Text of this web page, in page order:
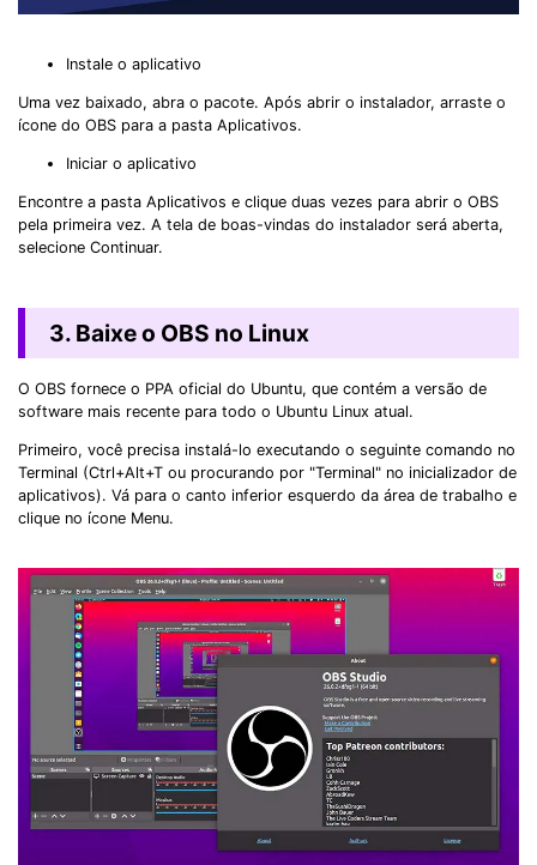
Instale o aplicativo
Uma vez baixado, abra o pacote. Após abrir o instalador, arraste o
ícone do OBS para a pasta Aplicativos.
Iniciar o aplicativo
Encontre a pasta Aplicativos e clique duas vezes para abrir o OBS
pela primeira vez. A tela de boas-vindas do instalador será aberta,
selecione Continuar.
3. Baixe o OBS no Linux
O OBS fornece o PPA oficial do Ubuntu, que contém a versão de
software mais recente para todo o Ubuntu Linux atual.
Primeiro, você precisa instalá-lo executando o seguinte comando no
Terminal (Ctrl+Alt+T ou procurando por "Terminal" no inicializador de
aplicativos). Vá para o canto inferior esquerdo da área de trabalho e
clique no ícone Menu.